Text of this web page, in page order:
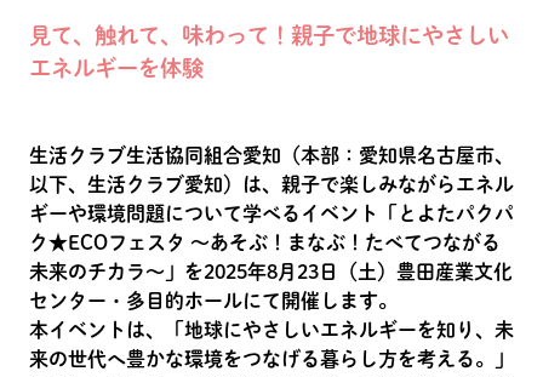
見て、触れて、味わって！親子で地球にやさしい
エネルギーを体験
生活クラブ生活協同組合愛知（本部：愛知県名古屋市、
以下、生活クラブ愛知）は、親子で楽しみながらエネル
ギーや環境問題について学べるイベント「とよたパクパ
ク★ECOフェスタ 〜あそぶ！まなぶ！たべてつながる
未来のチカラ〜」を2025年8月23日（土）豊田産業文化
センター・多目的ホールにて開催します。
本イベントは、「地球にやさしいエネルギーを知り、未
来の世代へ豊かな環境をつなげる暮らし方を考える。」